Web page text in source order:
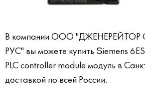
В компании ООО
РУС" вы можете купить Siemens
PLC controller module модуль в
доставкой по всей России.